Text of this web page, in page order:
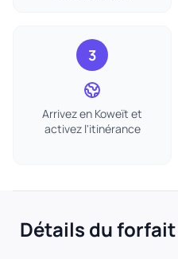
3
Arrivez en Koweït et
activez l'itinérance
Détails du forfait